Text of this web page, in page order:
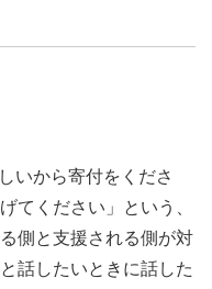
を使いこなすスキル
ことができます。
用することで、顔出
心して参加できる新し
いから寄付をくださ
てください」という、
側と支援される側が対
話したいときに話した